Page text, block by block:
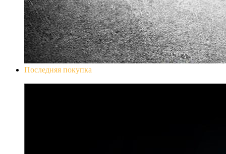
Последняя покупка